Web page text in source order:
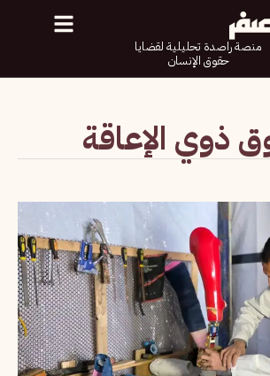
منصة راصدة تحليلية لقضايا
حقوق الإنسان
ذوي الإعاقة